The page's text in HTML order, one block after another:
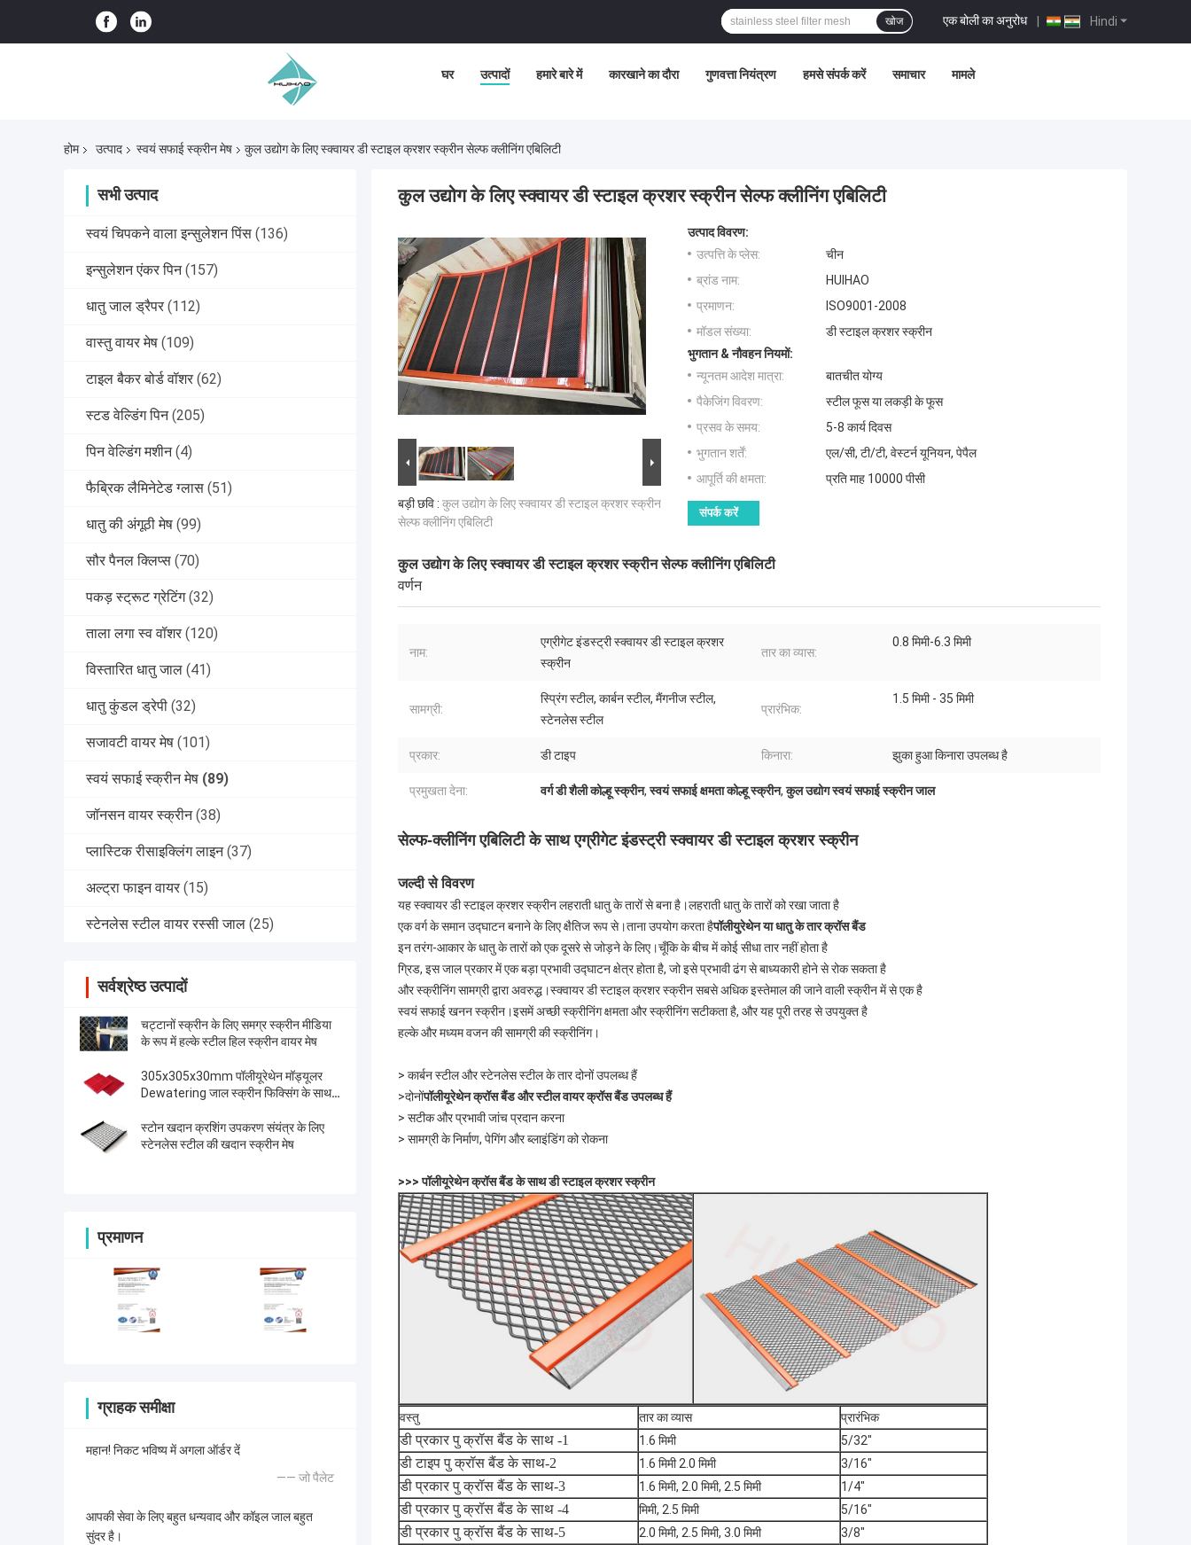
Hindi
एक बोली का अनुरोध |
खोज
घर उत्पादों हमारे बारे में कारखाने का दौरा गुणवत्ता नियंत्रण हमसे संपर्क करें समाचार मामले
होम उत्पाद स्वयं सफाई स्क्रीन मेष कुल उद्योग के लिए स्क्वायर डी स्टाइल क्रशर स्क्रीन सेल्फ क्लीनिंग एबिलिटी
सभी उत्पाद
स्वयं चिपकने वाला इन्सुलेशन पिंस (136)
इन्सुलेशन एंकर पिन (157)
धातु जाल ड्रैपर (112)
वास्तु वायर मेष (109)
टाइल बैकर बोर्ड वॉशर (62)
स्टड वेल्डिंग पिन (205)
पिन वेल्डिंग मशीन (4)
फैब्रिक लैमिनेटेड ग्लास (51)
धातु की अंगूठी मेष (99)
सौर पैनल क्लिप्स (70)
पकड़ स्ट्रूट ग्रेटिंग (32)
ताला लगा स्व वॉशर (120)
विस्तारित धातु जाल (41)
धातु कुंडल ड्रेपी (32)
सजावटी वायर मेष (101)
स्वयं सफाई स्क्रीन मेष (89)
जॉनसन वायर स्क्रीन (38)
प्लास्टिक रीसाइक्लिंग लाइन (37)
अल्ट्रा फाइन वायर (15)
स्टेनलेस स्टील वायर रस्सी जाल (25)
सर्वश्रेष्ठ उत्पादों
चट्टानों स्क्रीन के लिए समग्र स्क्रीन मीडिया
के रूप में हल्के स्टील हिल स्क्रीन वायर मेष
305x305x30mm पॉलीयूरेथेन मॉड्यूलर
Dewatering जाल स्क्रीन फिक्सिंग के साथ पु
स्टोन खदान क्रशिंग उपकरण संयंत्र के लिए
स्टेनलेस स्टील की खदान स्क्रीन मेष
प्रमाणन
ग्राहक समीक्षा
महान! निकट भविष्य में अगला ऑर्डर दें
—— जो पैलेट
आपकी सेवा के लिए बहुत धन्यवाद और कॉइल जाल बहुत
सुंदर है।
कुल उद्योग के लिए स्क्वायर डी स्टाइल क्रशर स्क्रीन सेल्फ क्लीनिंग एबिलिटी
बड़ी छवि : कुल उद्योग के लिए स्क्वायर डी स्टाइल क्रशर स्क्रीन
सेल्फ क्लीनिंग एबिलिटी
उत्पाद विवरण:
उत्पत्ति के प्लेस:
चीन
ब्रांड नाम:
HUIHAO
प्रमाणन:
ISO9001-2008
मॉडल संख्या:
डी स्टाइल क्रशर स्क्रीन
भुगतान & नौवहन नियमों:
न्यूनतम आदेश मात्रा:
बातचीत योग्य
पैकेजिंग विवरण:
स्टील फूस या लकड़ी के फूस
प्रसव के समय:
5-8 कार्य दिवस
भुगतान शर्तें:
एल/सी, टी/टी, वेस्टर्न यूनियन, पेपैल
आपूर्ति की क्षमता:
प्रति माह 10000 पीसी
संपर्क करें
कुल उद्योग के लिए स्क्वायर डी स्टाइल क्रशर स्क्रीन सेल्फ क्लीनिंग एबिलिटी
वर्णन
नाम:
एग्रीगेट इंडस्ट्री स्क्वायर डी स्टाइल क्रशर
स्क्रीन
तार का व्यास:
0.8 मिमी-6.3 मिमी
सामग्री:
स्प्रिंग स्टील, कार्बन स्टील, मैंगनीज स्टील,
स्टेनलेस स्टील
प्रारंभिक:
1.5 मिमी - 35 मिमी
प्रकार: डी टाइप किनारा: झुका हुआ किनारा उपलब्ध है
प्रमुखता देना: वर्ग डी शैली कोल्हू स्क्रीन,स्वयं सफाई क्षमता कोल्हू स्क्रीन,कुल उद्योग स्वयं सफाई स्क्रीन जाल
सेल्फ-क्लीनिंग एबिलिटी के साथ एग्रीगेट इंडस्ट्री स्क्वायर डी स्टाइल क्रशर स्क्रीन
जल्दी से विवरण
यह स्क्वायर डी स्टाइल क्रशर स्क्रीन लहराती धातु के तारों से बना है।लहराती धातु के तारों को रखा जाता है
एक वर्ग के समान उद्घाटन बनाने के लिए क्षैतिज रूप से।ताना उपयोग करता हैपॉलीयुरेथेन या धातु के तार क्रॉस बैंड
इन तरंग-आकार के धातु के तारों को एक दूसरे से जोड़ने के लिए।चूँकि के बीच में कोई सीधा तार नहीं होता है
ग्रिड, इस जाल प्रकार में एक बड़ा प्रभावी उद्घाटन क्षेत्र होता है, जो इसे प्रभावी ढंग से बाध्यकारी होने से रोक सकता है
और स्क्रीनिंग सामग्री द्वारा अवरुद्ध।स्क्वायर डी स्टाइल क्रशर स्क्रीन सबसे अधिक इस्तेमाल की जाने वाली स्क्रीन में से एक है
स्वयं सफाई खनन स्क्रीन।इसमें अच्छी स्क्रीनिंग क्षमता और स्क्रीनिंग सटीकता है, और यह पूरी तरह से उपयुक्त है
हल्के और मध्यम वजन की सामग्री की स्क्रीनिंग।
> कार्बन स्टील और स्टेनलेस स्टील के तार दोनों उपलब्ध हैं
>दोनोंपॉलीयूरेथेन क्रॉस बैंड और स्टील वायर क्रॉस बैंड उपलब्ध हैं
> सटीक और प्रभावी जांच प्रदान करना
> सामग्री के निर्माण, पेगिंग और ब्लाइंडिंग को रोकना
>>> पॉलीयूरेथेन क्रॉस बैंड के साथ डी स्टाइल क्रशर स्क्रीन
वस्तु तार का व्यास प्रारंभिक
डी प्रकार पु क्रॉस बैंड के साथ -1 1.6 मिमी 5/32″
डी टाइप पु क्रॉस बैंड के साथ-2 1.6 मिमी 2.0 मिमी 3/16″
डी प्रकार पु क्रॉस बैंड के साथ-3 1.6 मिमी, 2.0 मिमी, 2.5 मिमी 1/4″
डी प्रकार पु क्रॉस बैंड के साथ -4 मिमी, 2.5 मिमी 5/16″
डी प्रकार पु क्रॉस बैंड के साथ-5 2.0 मिमी, 2.5 मिमी, 3.0 मिमी 3/8″